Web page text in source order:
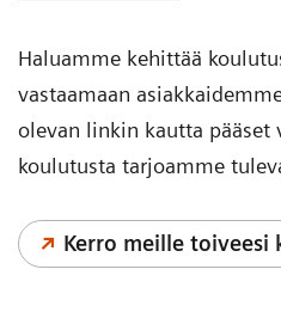
Haluamme kehittää
vastaamaan
olevan linkin kautta
koulutusta tarjoamme
Kerro meille toiveesi